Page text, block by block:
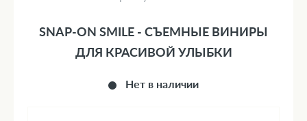
Нет в наличии
SNAP-ON SMILE - СЪЕМНЫЕ ВИНИРЫ
ДЛЯ КРАСИВОЙ УЛЫБКИ